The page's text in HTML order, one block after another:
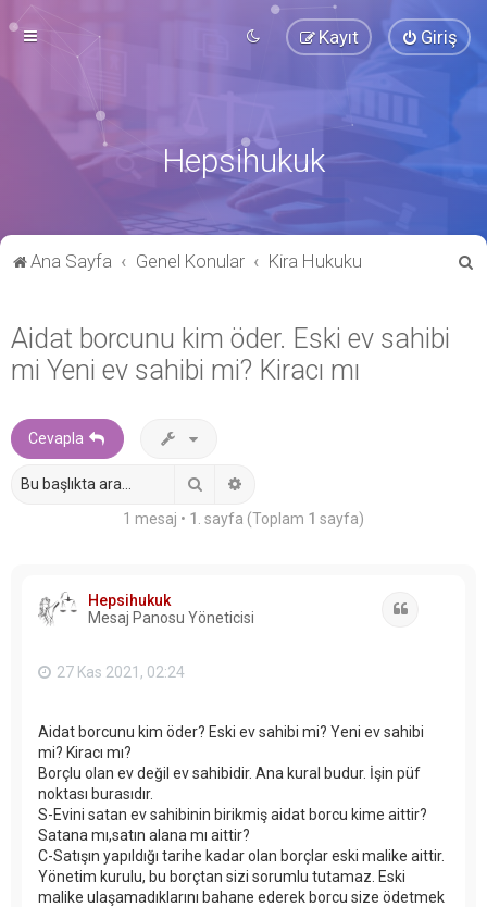
Giriş
Kayıt
Hepsihukuk
Ana Sayfa Genel Konular Kira Hukuku
Aidat borcunu kim öder. Eski ev sahibi
mi Yeni ev sahibi mi? Kiracı mı
Cevapla
1 mesaj • 1 . sayfa (Toplam 1 sayfa)
Hepsihukuk
Mesaj Panosu Yöneticisi
27 Kas 2021, 02:24
Aidat borcunu kim öder? Eski ev sahibi mi? Yeni ev sahibi
mi? Kiracı mı?
Borçlu olan ev değil ev sahibidir. Ana kural budur. İşin püf
noktası burasıdır.
S-Evini satan ev sahibinin birikmiş aidat borcu kime aittir?
Satana mı,satın alana mı aittir?
C-Satışın yapıldığı tarihe kadar olan borçlar eski malike aittir.
Yönetim kurulu, bu borçtan sizi sorumlu tutamaz. Eski
malike ulaşamadıklarını bahane ederek borcu size ödetmek